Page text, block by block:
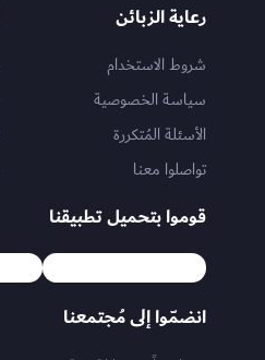
رعاية الزبائن
شروط الاستخدام
سياسة الخصوصية
الأسئلة المُتكررة
تواصلوا معنا
قوموا بتحميل تطبيقنا
انضمّوا إلى مُجتمعنا